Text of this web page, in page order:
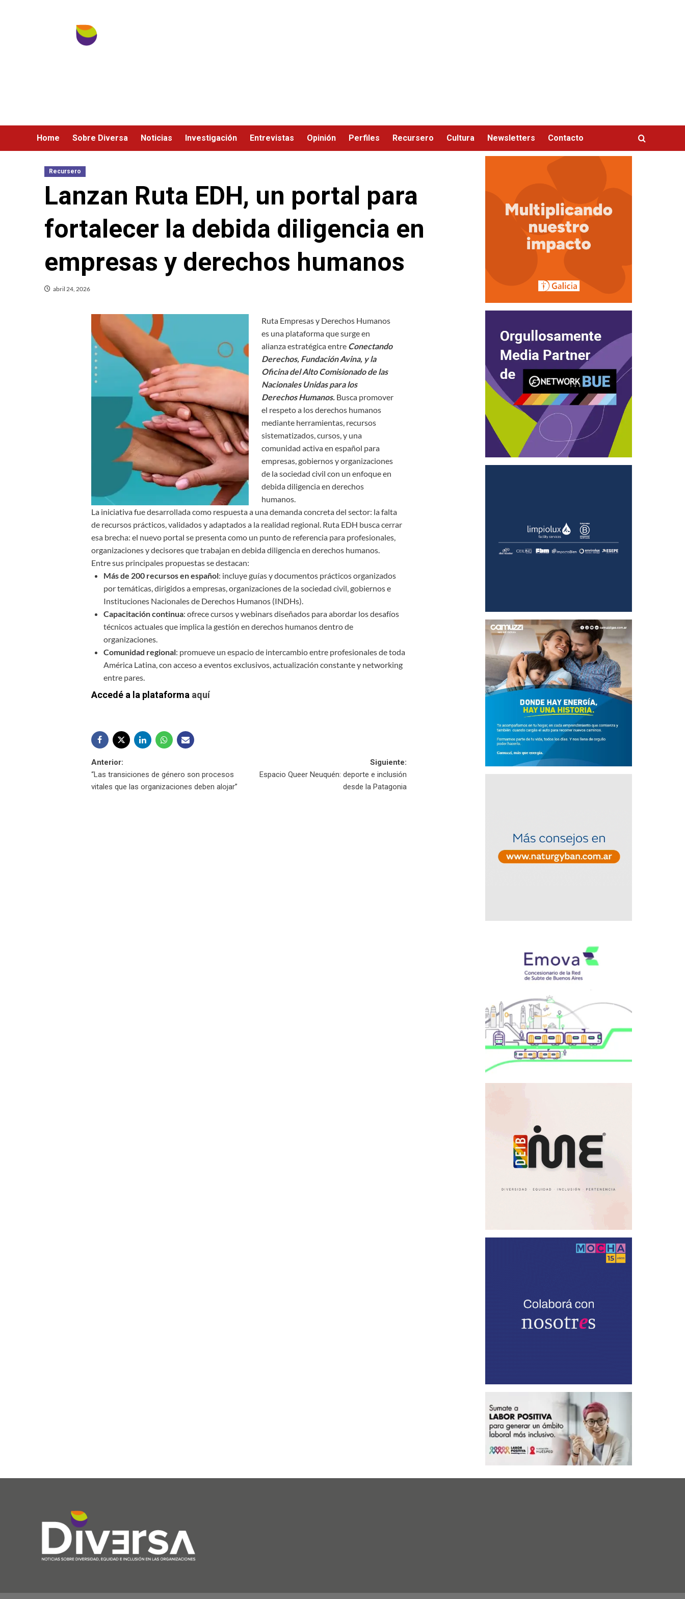
Home Sobre Diversa Noticias Investigación Entrevistas Opinión Perfiles Recursero Cultura Newsletters Contacto
Recursero
Lanzan Ruta EDH, un portal para
fortalecer la debida diligencia en
empresas y derechos humanos
abril 24, 2026
Ruta Empresas y Derechos Humanos
es una plataforma que surge en
alianza estratégica entre Conectando
Derechos, Fundación Avina, y la
Oficina del Alto Comisionado de las
Nacionales Unidas para los
Derechos Humanos. Busca promover
el respeto a los derechos humanos
mediante herramientas, recursos
sistematizados, cursos, y una
comunidad activa en español para
empresas, gobiernos y organizaciones
de la sociedad civil con un enfoque en
debida diligencia en derechos
humanos.
La iniciativa fue desarrollada como respuesta a una demanda concreta del sector: la falta
de recursos prácticos, validados y adaptados a la realidad regional. Ruta EDH busca cerrar
esa brecha: el nuevo portal se presenta como un punto de referencia para profesionales,
organizaciones y decisores que trabajan en debida diligencia en derechos humanos.
Entre sus principales propuestas se destacan:
Más de 200 recursos en español: incluye guías y documentos prácticos organizados
por temáticas, dirigidos a empresas, organizaciones de la sociedad civil, gobiernos e
Instituciones Nacionales de Derechos Humanos (INDHs).
Capacitación continua: ofrece cursos y webinars diseñados para abordar los desafíos
técnicos actuales que implica la gestión en derechos humanos dentro de
organizaciones.
Comunidad regional: promueve un espacio de intercambio entre profesionales de toda
América Latina, con acceso a eventos exclusivos, actualización constante y networking
entre pares.
Accedé a la plataforma aquí
Navegación
de
Anterior:
“Las transiciones de género son procesos
vitales que las organizaciones deben alojar”
Siguiente:
Espacio Queer Neuquén: deporte e inclusión
desde la Patagonia